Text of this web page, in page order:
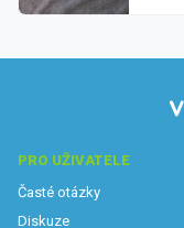
PRO UŽIVATELE
Časté otázky
Diskuze